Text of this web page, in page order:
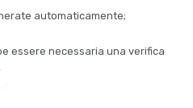
automaticamente;
essere necessaria una verifica